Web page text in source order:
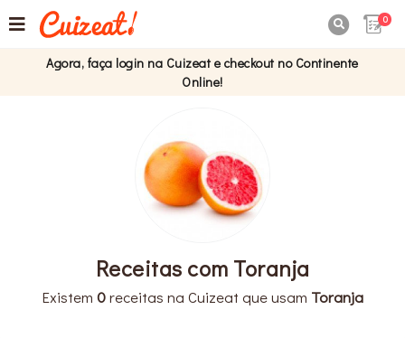
0
Agora, faça login na Cuizeat e checkout no Continente
Online!
Receitas com Toranja
Existem 0receitas na Cuizeat que usam Toranja